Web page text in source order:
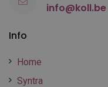
Info
Home
Syntra
info@koll.be